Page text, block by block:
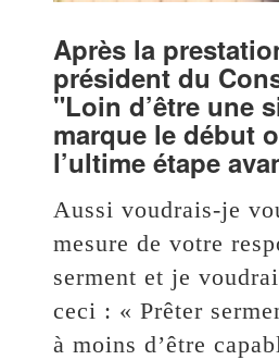
Après la
président du
"Loin d’être une
marque le début
l’ultime étape
Aussi voudrais-je
mesure de votre
serment et je
ceci : « Prêter
à moins d’être